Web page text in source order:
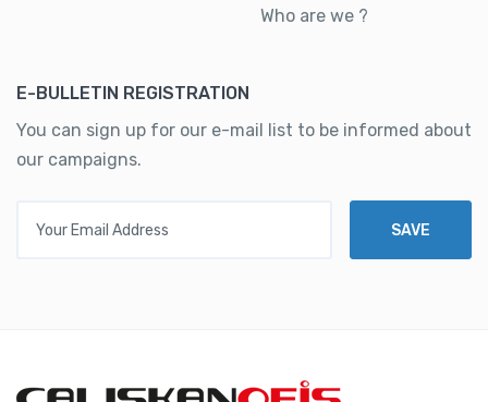
Who are we ?
E-BULLETIN REGISTRATION
You can sign up for our e-mail list to be informed about
our campaigns.
SAVE